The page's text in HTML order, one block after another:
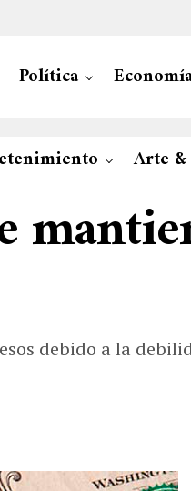
Política
Arte
debido a la